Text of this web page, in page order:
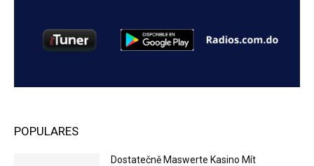
POPULARES
Dostatečně Maswerte Kasino Mít